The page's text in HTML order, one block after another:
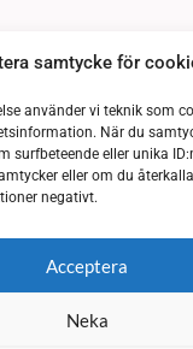
samtycke för
använder vi teknik som
När du
surfbeteende eller unika
eller om du
negativt.
Acceptera
Neka